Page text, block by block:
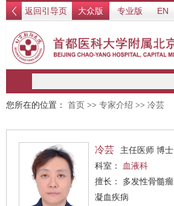
返回引导页 大众版 专业版 EN
您所在的位置： 首页 >> 专家介绍 >> 冷芸
冷芸
主任医师 博士
科室：
血液科
擅长： 多发性骨髓瘤，白血病淋巴瘤，出
凝血疾病